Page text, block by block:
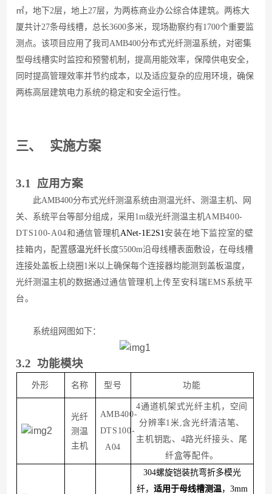
㎡，地下2层，地上27层，为两栋商业办公综合体建筑。两栋大
厦共计27条母线槽，总长3600多米，现场勘察约有1700个重要监
测点。该项目应用了我司AMB400分布式光纤测温系统，对密集
型母线槽实时监控和预警机制，提高用能效率，保障供电安全，
同时提高管理效率并节约成本，以及适应复杂的应用环境，确保
两栋高层建筑电力系统的稳定和安全运行性。
三、 实施方案
3.1 应用方案
此AMB400分布式光纤测温系统由测温光纤、测温主机、网
关、系统平台等部分组成，采用1m级光纤测温主机AMB400-
DTS100-A04和通信管理机ANet-1E2S1 安装在地下监控室的壁
挂箱内 ，配置感温光纤长度5500m沿母线槽表面敷设，在母线槽
连接处盖板上绕圈1米以上确保每个连接器均能测到盖板温度，
光纤测温主机的数据通过通信管理机上传至安科瑞EMS系统平
台。
系统组网图如下：
3.2 功能模块
外形 名称 型号 功能
光纤
测温
主机
AMB400-
DTS100-
A04
4通道机架式光纤主机，空间
分辨率1米,含光纤清洁笔、
主机钥匙、4路光纤接头、尾
纤盒等配件。
304螺旋铠装抗弯折多模光
纤， 适用于母线槽测温 ， 3mm